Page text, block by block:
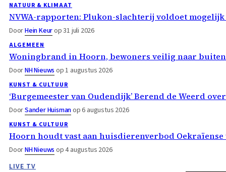
NATUUR & KLIMAAT
NVWA-rapporten: Plukon-slachterij voldoet
DoorHein Keurop 31 juli 2026
ALGEMEEN
Woningbrand in Hoorn, bewoners veilig naar buiten
DoorNH Nieuws op 1 augustus 2026
KUNST & CULTUUR
‘Burgemeester van Oudendijk’ Berend de Weerd
DoorSander Huismanop 6 augustus 2026
KUNST & CULTUUR
Hoorn houdt vast aan huisdierenverbod
DoorNH Nieuws op 4 augustus 2026
LIVE TV